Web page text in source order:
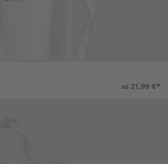
ab 21,99 €*